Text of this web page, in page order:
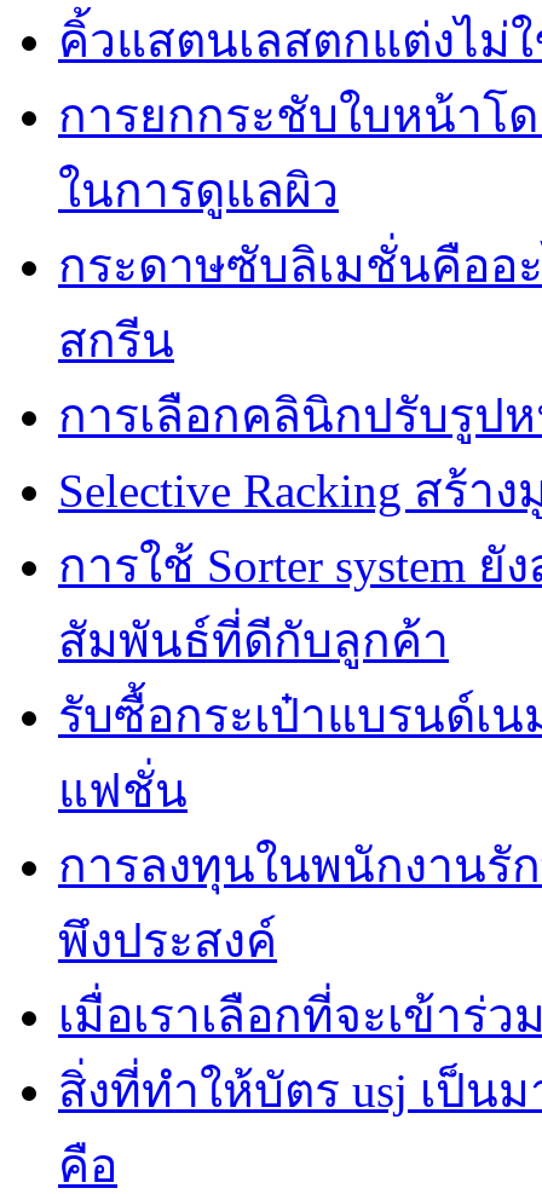
คิ้วแสตนเลสตกแต่งไม่
การยกกระชับใบหน้าโ
ในการดูแลผิว
กระดาษซับลิเมชั่นคืออ
สกรีน
การเลือกคลินิกปรับรูปห
Selective Racking สร้
การใช้ Sorter system
สัมพันธ์ที่ดีกับลูกค้า
รับซื้อกระเป๋าแบรนด์เ
แฟชั่น
การลงทุนในพนักงานรั
พึงประสงค์
เมื่อเราเลือกที่จะเข้าร่
สิ่งที่ทำให้บัตร usj เป็น
คือ